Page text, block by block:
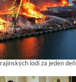
lodí za jeden deň